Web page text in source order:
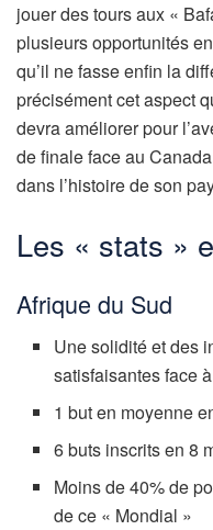
jouer des tours aux «
plusieurs opportunités
qu’il ne fasse enfin la
précisément cet aspect
devra améliorer pour
de finale face au
dans l’histoire de son
Les « stats »
Afrique du Sud
Une solidité et des
satisfaisantes face
1 but en moyenne
6 buts inscrits en 8
Moins de 40% de
de ce « Mondial »